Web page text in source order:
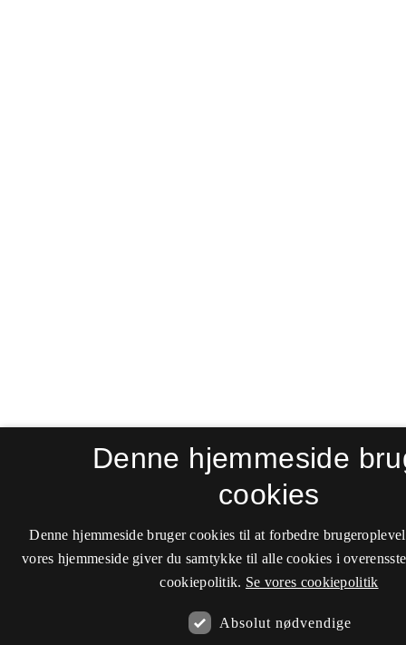
Denne hjemmeside
cookies
Denne hjemmeside bruger cookies til at forbedre
vores hjemmeside giver du samtykke til alle cookies i
cookiepolitik. Se vores cookiepolitik
Absolut nødvendige